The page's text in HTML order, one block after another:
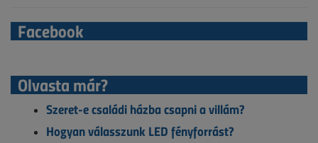
Facebook
Olvasta már?
Szeret-e családi házba csapni a villám?
Hogyan válasszunk LED fényforrást?